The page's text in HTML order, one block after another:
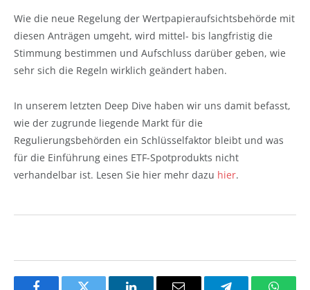
Wie die neue Regelung der Wertpapieraufsichtsbehörde mit
diesen Anträgen umgeht, wird mittel- bis langfristig die
Stimmung bestimmen und Aufschluss darüber geben, wie
sehr sich die Regeln wirklich geändert haben.
In unserem letzten Deep Dive haben wir uns damit befasst,
wie der zugrunde liegende Markt für die
Regulierungsbehörden ein Schlüsselfaktor bleibt und was
für die Einführung eines ETF-Spotprodukts nicht
verhandelbar ist. Lesen Sie hier mehr dazu hier.